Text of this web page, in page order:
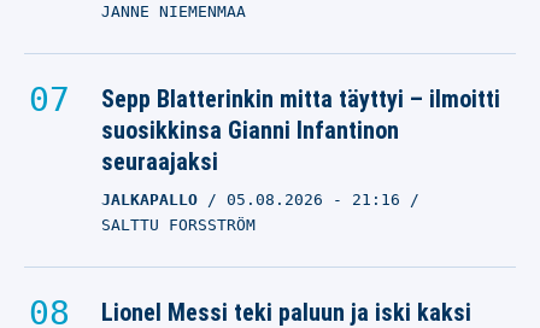
JANNE NIEMENMAA
Sepp Blatterinkin mitta täyttyi – ilmoitti
suosikkinsa Gianni Infantinon
seuraajaksi
JALKAPALLO 05.08.2026 - 21:16
SALTTU FORSSTRÖM
Lionel Messi teki paluun ja iski kaksi